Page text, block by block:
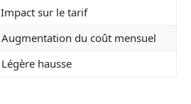
Impact sur le tarif
Augmentation du coût mensuel
Légère hausse